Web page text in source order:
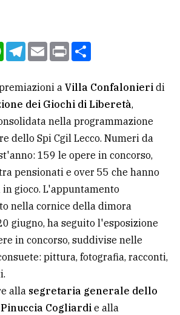
WhatsApp
Telegram
EmailPrint
a Villa Confalonieri di
dei Giochi di Liberetà,
nella programmazione
dello Spi Cgil Lecco. Numeri da
159 le opere in concorso,
pensionati e over 55 che hanno
gioco. L'appuntamento
nella cornice della dimora
giugno, ha seguito l'esposizione
in concorso, suddivise nelle
pittura, fotografia, racconti,
alla segretaria generale dello
Cogliardi e alla